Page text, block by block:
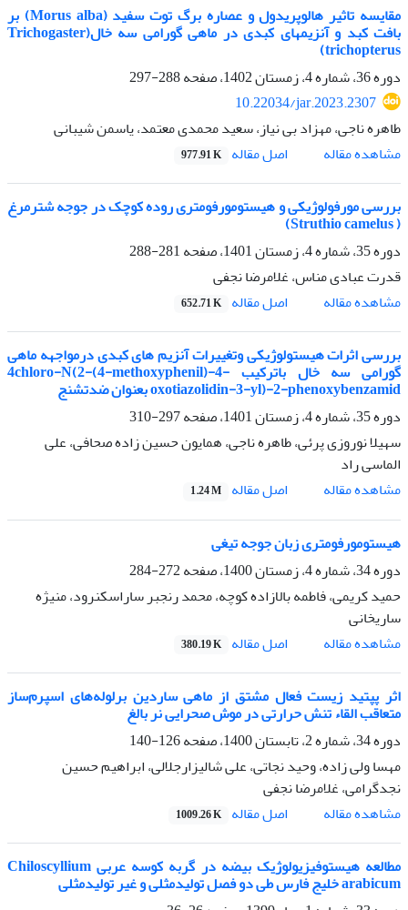
مقایسه تاثیر هالوپریدول و عصاره برگ توت سفید (Morus alba) بر
بافت کبد و آنزیم‏های کبدی در ماهی گورامی سه خال(Trichogaster
trichopterus)
دوره 36، شماره 4، زمستان 1402، صفحه
288-297
10.22034/jar.2023.2307
طاهره ناجی، مهزاد بی نیاز، سعید محمدی معتمد، یاسمن شیبانی
مشاهده مقاله
اصل مقاله 977.91 K
بررسی مورفولوژیکی و هیستومورفومتری روده کوچک در جوجه شترمرغ
(‌ Struthio camelus)
دوره 35، شماره 4، زمستان 1401، صفحه
281-288
قدرت عبادی مناس، غلامرضا نجفی
مشاهده مقاله
اصل مقاله 652.71 K
بررسی اثرات هیستولوژیکی وتغییرات آنزیم های کبدی درمواجهه ماهی
گورامی سه خال باترکیب 4chloro-N(2-(4-methoxyphenil)-4-
oxotiazolidin-3-yl)-2-phenoxybenzamid بعنوان ضدتشنج
دوره 35، شماره 4، زمستان 1401، صفحه
297-310
سهیلا نوروزی پرئی، طاهره ناجی، همایون حسین زاده صحافی، علی
الماسی راد
مشاهده مقاله
اصل مقاله 1.24 M
هیستومورفومتری زبان جوجه تیغی
دوره 34، شماره 4، زمستان 1400، صفحه
272-284
حمید کریمی، فاطمه بالازاده کوچه، محمد رنجبر ساراسکنرود، منیژه
ساریخانی
مشاهده مقاله
اصل مقاله 380.19 K
اثر پپتید زیست فعال مشتق از ماهی ساردین برلوله‌های اسپرم‌ساز
متعاقب القاء تنش حرارتی در موش صحرایی نر بالغ
دوره 34، شماره 2، تابستان 1400، صفحه
126-140
مهسا ولی زاده، وحید نجاتی، علی شالیزارجلالی، ابراهیم حسین
نجدگرامی، غلامرضا نجفی
مشاهده مقاله
اصل مقاله 1009.26 K
مطالعه هیستوفیزیولوژیک بیضه در گربه کوسه عربی Chiloscyllium
arabicum خلیج فارس طی دو فصل تولیدمثلی و غیر تولیدمثلی